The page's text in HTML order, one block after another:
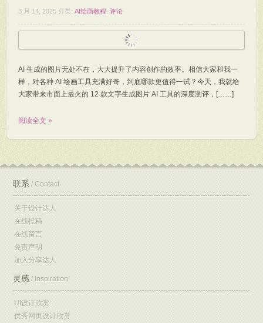
3 月 14, 2025 分类: AI绘画教程 评论
AI 生成的图片无处不在，大大提升了内容创作的效率。相信大家和我一
样，对各种 AI 绘画工具充满好奇，到底哪款更值得一试？今天，我就给
大家带来市面上最火的 12 款文字生成图片 AI 工具的深度测评，[……]
阅读全文 »
联系 / Contact
关于设计达人
在线投稿
在线留言
免责声明
加入分享达人
灵感 / Inspiration
UI设计欣赏
优秀网页设计欣赏